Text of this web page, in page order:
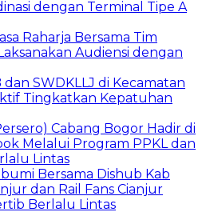
dengan Terminal Tipe A
Raharja Bersama Tim
Audiensi dengan
SWDKLLJ di Kecamatan
Tingkatkan Kepatuhan
Cabang Bogor Hadir di
Melalui Program PPKL dan
Lintas
Bersama Dishub Kab
dan Rail Fans Cianjur
Berlalu Lintas